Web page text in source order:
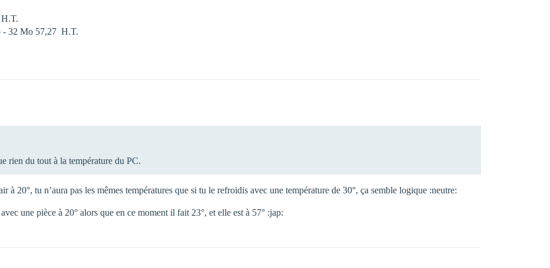
H.T.
32 Mo 57,27  H.T.
rien du tout à la température du PC.
à 20°, tu n’aura pas les mêmes températures que si tu le refroidis avec une température de 30°, ça semble logique :neutre:
une pièce à 20° alors que en ce moment il fait 23°, et elle est à 57° :jap: